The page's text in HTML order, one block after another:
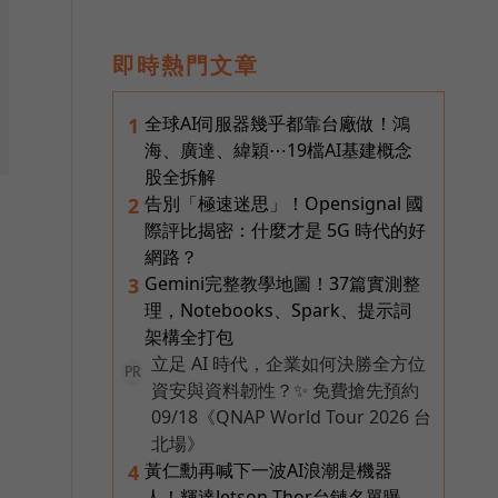
即時熱門文章
1 全球AI伺服器幾乎都靠台廠做！鴻
海、廣達、緯穎⋯19檔AI基建概念
股全拆解
2 告別「極速迷思」！Opensignal 國
際評比揭密：什麼才是 5G 時代的好
網路？
3 Gemini完整教學地圖！37篇實測整
理，Notebooks、Spark、提示詞
架構全打包
PR
立足 AI 時代，企業如何決勝全方位
資安與資料韌性？✨ 免費搶先預約
09/18《QNAP World Tour 2026 台
北場》
4 黃仁勳再喊下一波AI浪潮是機器